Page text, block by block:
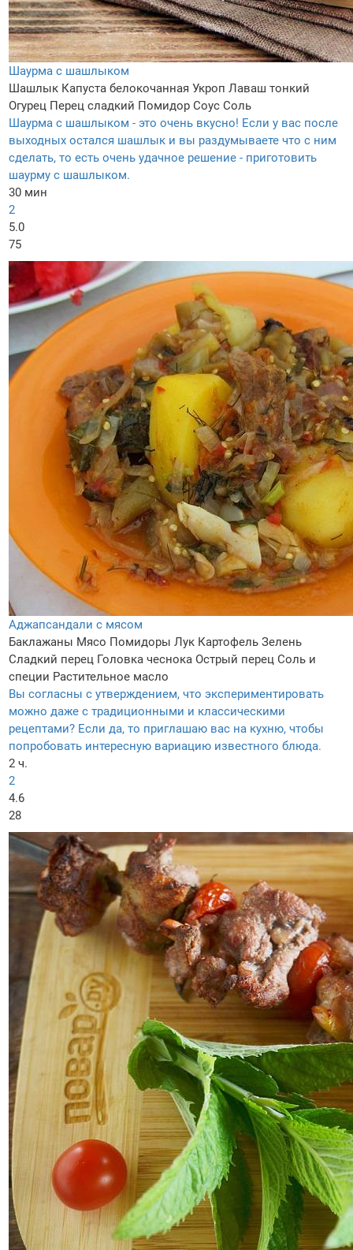
Шаурма с шашлыком
Шашлык Капуста белокочанная Укроп Лаваш тонкий
Огурец Перец сладкий Помидор Соус Соль
Шаурма с шашлыком - это очень вкусно! Если у вас после
выходных остался шашлык и вы раздумываете что с ним
сделать, то есть очень удачное решение - приготовить
шаурму с шашлыком.
30 мин
2
5.0
75
Аджапсандали с мясом
Баклажаны Мясо Помидоры Лук Картофель Зелень
Сладкий перец Головка чеснока Острый перец Соль и
специи Растительное масло
Вы согласны с утверждением, что экспериментировать
можно даже с традиционными и классическими
рецептами? Если да, то приглашаю вас на кухню, чтобы
попробовать интересную вариацию известного блюда.
2 ч.
2
4.6
28